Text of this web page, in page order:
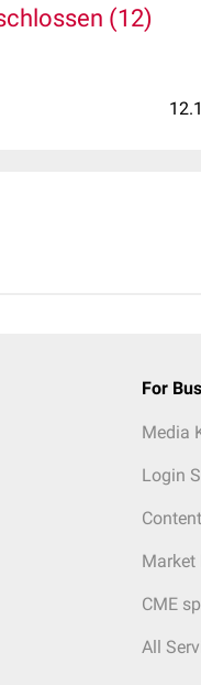
(12)
For
Media
Login
Market
CME
All